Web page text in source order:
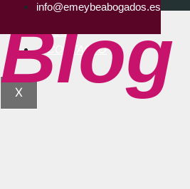
info@emeybeabogados.es
CLIENTES
BLOG
CONTACTO
X
Blog